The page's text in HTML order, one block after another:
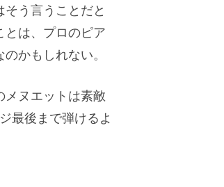
う言うことだと
は、プロのピア
かもしれない。
メヌエットは素敵
最後まで弾けるよ